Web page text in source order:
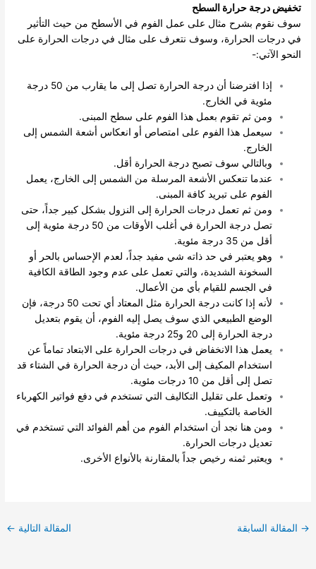
تخفيض درجة حرارة السطح
سوف نقوم بشرح مثال على عمل الفوم في الأسطح من حيث التأثير
في درجات الحرارة، وسوف نتعرف على مثال في درجات الحرارة على
النحو الآتي:-
إذا افترضنا أن درجة الحرارة تصل إلى ما يقارب من 50 درجة
مئوية في الخارج.
ومن ثم تقوم بعمل هذا الفوم على سطح المبنى.
سيعمل هذا الفوم على امتصاص أو انعكاس أشعة الشمس إلى
الخارج.
وبالتالي سوف تصبح درجة الحرارة أقل.
عندما تنعكس الأشعة المرسلة من الشمس إلى الخارج، يعمل
الفوم على تبريد كافة المبنى.
ومن ثم تعمل درجات الحرارة إلى النزول بشكل كبير جداً، حتى
تصل درجة الحرارة في أغلب الأوقات من 50 درجة مئوية إلى
أقل من 35 درجة مئوية.
وهو يعتبر في حد ذاته شي مفيد جداً، لعدم الإحساس بالحر أو
السخونة الشديدة، والتي تعمل على عدم وجود الطاقة الكافية
في الجسم للقيام بأي من الأعمال.
لأنه إذا كانت درجة الحرارة مثل المعتاد أي تحت 50 درجة، فإن
الوضع الطبيعي الذي سوف يصل إليه الفوم، أن يقوم بتعديل
درجة الحرارة إلى 20 و25 درجة مئوية.
يعمل هذا الانخفاض في درجات الحرارة على الابتعاد تماماً عن
استخدام المكيف إلى الأبد، حيث أن درجة الحرارة في الشتاء قد
تصل إلى أقل من 10 درجات مئوية.
وتعمل على تقليل التكاليف التي تستخدم في دفع فواتير الكهرباء
الخاصة بالتكييف.
ومن هنا نجد أن استخدام الفوم من أهم الفوائد التي تستخدم في
تعديل درجات الحرارة.
ويعتبر ثمنه رخيص جداً بالمقارنة بالأنواع الأخرى.
→ المقالة السابقة المقالة التالية ←